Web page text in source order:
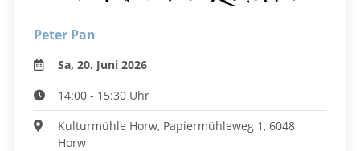
Peter Pan
Sa, 20. Juni 2026
14:00 - 15:30 Uhr
Kulturmühle Horw, Papiermühleweg 1, 6048
Horw